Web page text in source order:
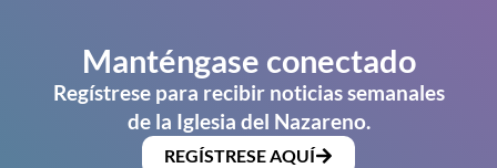
Manténgase conectado
Regístrese para recibir noticias semanales
de la Iglesia del Nazareno.
REGÍSTRESE AQUÍ